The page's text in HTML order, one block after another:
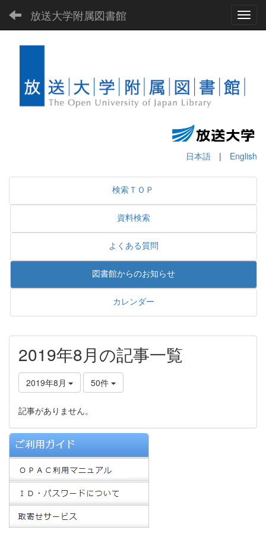
放送大学附属図書館
日本語 | English
検索ＴＯＰ
資料検索
よくある質問
図書館からのお知らせ
カレンダー
2019年8月の記事一覧
2019年8月 50件
記事がありません。